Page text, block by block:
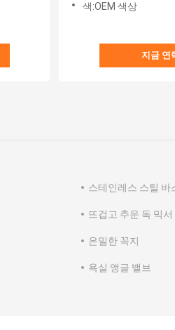
색:OEM 색상
지금 연
스테인레스 스틸 바
뜨겁고 추운 독 믹서
은밀한 꼭지
욕실 앵글 밸브